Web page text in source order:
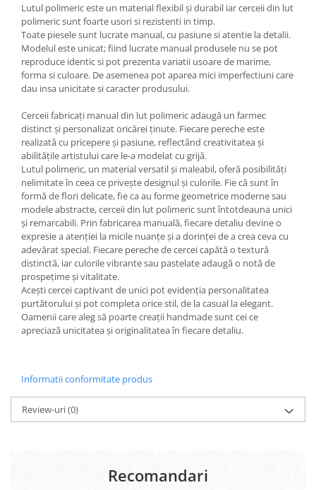
Lutul polimeric este un material flexibil și durabil iar cerceii din lut
polimeric sunt foarte usori si rezistenti in timp.
Toate piesele sunt lucrate manual, cu pasiune si atentie la detalii.
Modelul este unicat; fiind lucrate manual produsele nu se pot
reproduce identic si pot prezenta variatii usoare de marime,
forma si culoare. De asemenea pot aparea mici imperfectiuni care
dau insa unicitate si caracter produsului.
Cerceii fabricați manual din lut polimeric adaugă un farmec
distinct și personalizat oricărei ținute. Fiecare pereche este
realizată cu pricepere și pasiune, reflectând creativitatea și
abilitățile artistului care le-a modelat cu grijă.
Lutul polimeric, un material versatil și maleabil, oferă posibilități
nelimitate în ceea ce privește designul și culorile. Fie că sunt în
formă de flori delicate, fie ca au forme geometrice moderne sau
modele abstracte, cerceii din lut polimeric sunt întotdeauna unici
și remarcabili. Prin fabricarea manuală, fiecare detaliu devine o
expresie a atenției la micile nuanțe și a dorinței de a crea ceva cu
adevărat special. Fiecare pereche de cercei capătă o textură
distinctă, iar culorile vibrante sau pastelate adaugă o notă de
prospețime și vitalitate.
Acești cercei captivant de unici pot evidenția personalitatea
purtătorului și pot completa orice stil, de la casual la elegant.
Oamenii care aleg să poarte creații handmade sunt cei ce
apreciază unicitatea și originalitatea în fiecare detaliu.
Informatii conformitate produs
Review-uri(0)
Recomandari